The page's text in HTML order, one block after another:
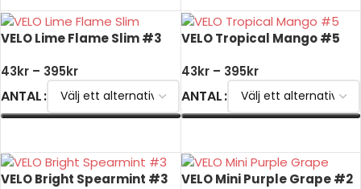
VELO Lime Flame Slim #3
43kr – 395kr
ANTAL
VELO Tropical Mango #5
43kr – 395kr
ANTAL
VELO Bright Spearmint #3
VELO Mini Purple Grape #2